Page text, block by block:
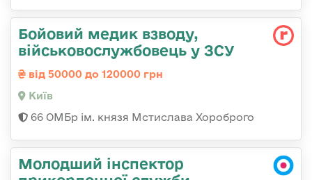
Бойовий медик взводу,
військовослужбовець у ЗСУ
від 50000 до 120000 грн
Київ
66 ОМБр ім. князя Мстислава Хороброго
Молодший інспектор